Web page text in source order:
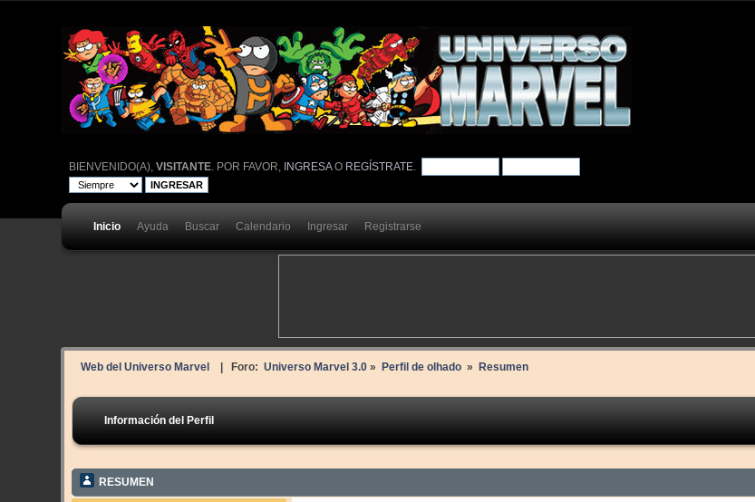
BIENVENIDO(A), VISITANTE. POR FAVOR, INGRESAO REGÍSTRATE.
Inicio Ayuda Buscar Calendario Ingresar Registrarse
Web del Universo Marvel | Foro: Universo Marvel 3.0» Perfil de olhado » Resumen
Información del Perfil
RESUMEN